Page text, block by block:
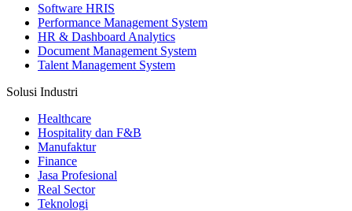
Software HRIS
Performance Management System
HR & Dashboard Analytics
Document Management System
Talent Management System
Solusi Industri
Healthcare
Hospitality dan F&B
Manufaktur
Finance
Jasa Profesional
Real Sector
Teknologi